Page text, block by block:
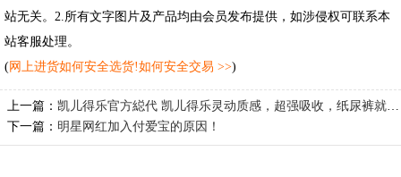
站无关。2.所有文字图片及产品均由会员发布提供，如涉侵权可联系本
站客服处理。
(网上进货如何安全选货!如何安全交易 >>)
上一篇： 凯儿得乐官方縂代 凯儿得乐灵动质感，超强吸收，纸尿裤就穿凯儿得乐
下一篇： 明星网红加入付爱宝的原因！